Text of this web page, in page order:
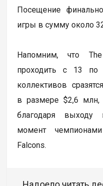
Посещение
игры в сумму около
Напомним, что
проходить с 13
коллективов
в размере $2,6 млн,
благодаря
момент
Falcons.